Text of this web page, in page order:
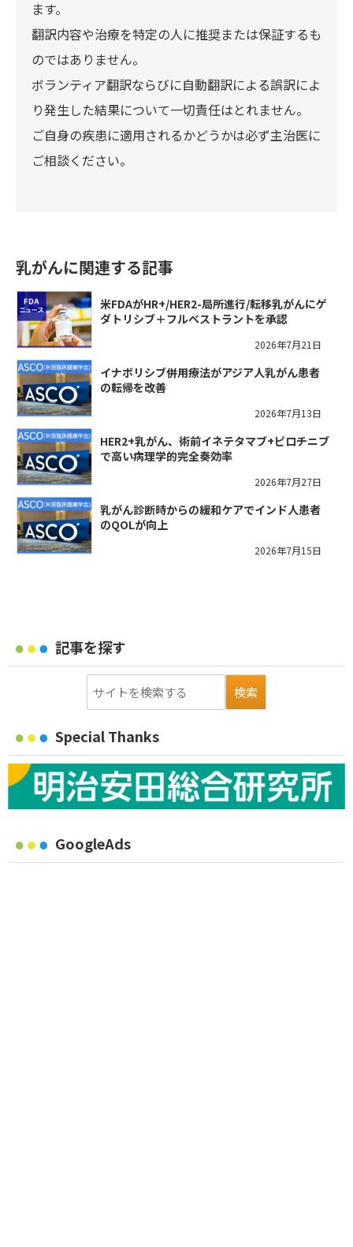
ます。
翻訳内容や治療を特定の人に推奨または保証するも
のではありません。
ボランティア翻訳ならびに自動翻訳による誤訳によ
り発生した結果について一切責任はとれません。
ご自身の疾患に適用されるかどうかは必ず主治医に
ご相談ください。
乳がんに関連する記事
米FDAがHR+/HER2-局所進行/転移乳がんにゲ
ダトリシブ＋フルベストラントを承認
2026年7月21日
イナボリシブ併用療法がアジア人乳がん患者
の転帰を改善
2026年7月13日
HER2+乳がん、術前イネテタマブ+ピロチニブ
で高い病理学的完全奏効率
2026年7月27日
乳がん診断時からの緩和ケアでインド人患者
のQOLが向上
2026年7月15日
記事を探す
Special Thanks
GoogleAds